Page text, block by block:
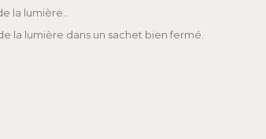
la lumière..
la lumière dans un sachet bien fermé.